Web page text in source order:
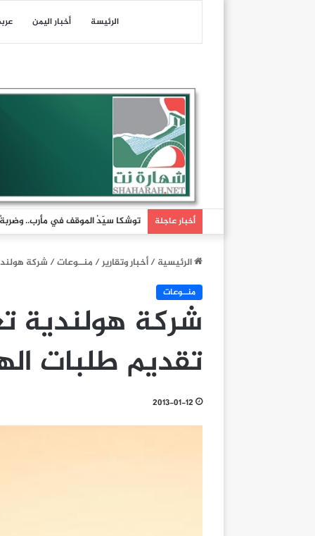
الرئيسة أخبار اليمن
أخبار عاجلة توشكا سيّدُ الموقف في مأرب.. وضربةٌ
الرئيسية/أخبار وتقارير/منــوعات/ شركة
منــوعات
شركة هولندية
تقديم طلبات
2013-01-12